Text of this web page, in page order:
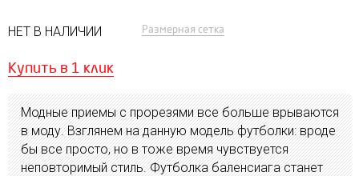
НЕТ В НАЛИЧИИ Размерная сетка
Купить в 1 клик
Модные приемы с прорезями все больше врываются
в моду. Взглянем на данную модель футболки: вроде
бы все просто, но в тоже время чувствуется
неповторимый стиль. Футболка баленсиага станет